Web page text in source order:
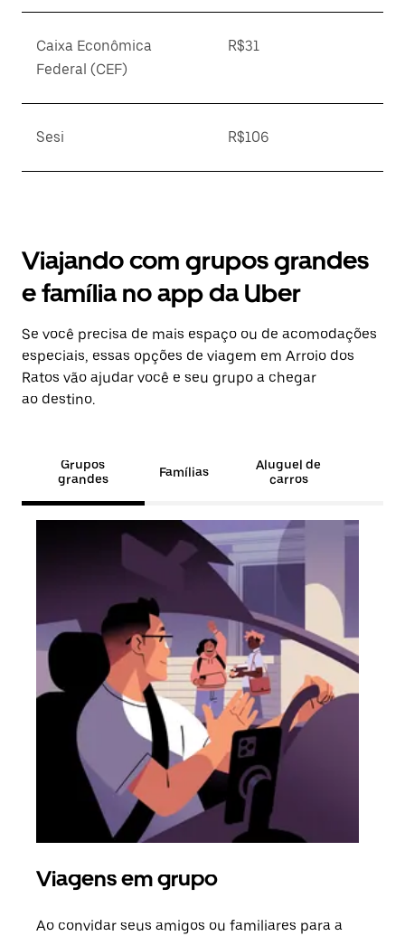
Caixa Econômica
Federal (CEF)
R$31
Sesi R$106
Viajando com grupos grandes
e família no app da Uber
Se você precisa de mais espaço ou de acomodações
especiais, essas opções de viagem em Arroio dos
Ratos vão ajudar você e seu grupo a chegar
ao destino.
Grupos
grandes
Famílias
Aluguel de
carros
Viagens em grupo
Ao convidar seus amigos ou familiares para a